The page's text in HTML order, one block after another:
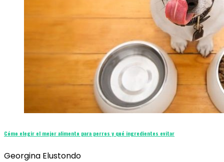
Cómo elegir el mejor alimento para perros y qué ingredientes evitar
Georgina Elustondo